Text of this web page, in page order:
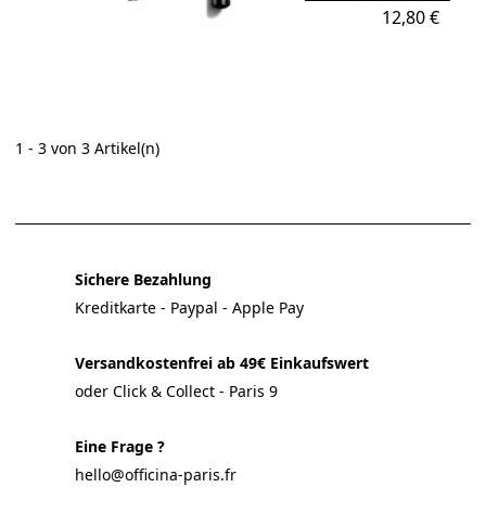
Preis
12,80 €
1 - 3 von 3 Artikel(n)
Sichere Bezahlung
Kreditkarte - Paypal - Apple Pay
Versandkostenfrei ab 49€ Einkaufswert
oder Click & Collect - Paris 9
Eine Frage ?
hello@officina-paris.fr